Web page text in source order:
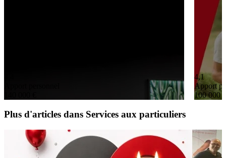
4,1
Apport
100 000 €
Plus d'articles dans Services aux particuliers